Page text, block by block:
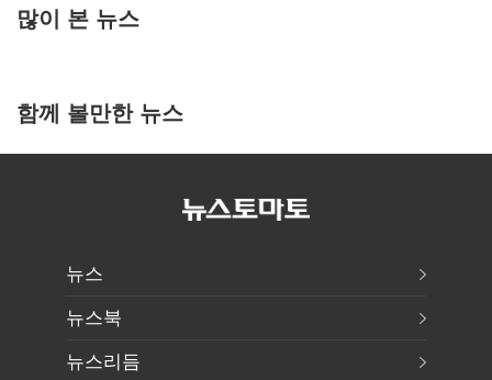
많이 본 뉴스
함께 볼만한 뉴스
뉴스
뉴스북
뉴스리듬